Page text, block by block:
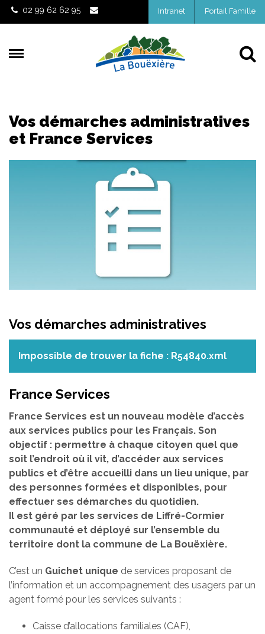
Gestion des traceurs
02 99 62 62 95 Intranet Portail Famille
Vos démarches administratives
et France Services
Vos démarches administratives
Impossible de trouver la fiche : R54840.xml
France Services
France Services est un nouveau modèle d’accès
aux services publics pour les Français. Son
objectif : permettre à chaque citoyen quel que
soit l’endroit où il vit, d’accéder aux services
publics et d’être accueilli dans un lieu unique, par
des personnes formées et disponibles, pour
effectuer ses démarches du quotidien.
Il est géré par les services de Liffré-Cormier
communauté et déployé sur l’ensemble du
territoire dont la commune de La Bouëxière.
C’est un Guichet unique de services proposant de
l’information et un accompagnement des usagers par un
agent formé pour les services suivants :
Caisse d’allocations familiales (CAF),